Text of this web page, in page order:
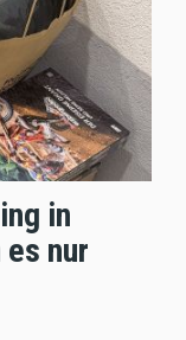
in
nur